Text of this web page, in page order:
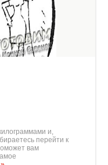
и,
перейти к
вам